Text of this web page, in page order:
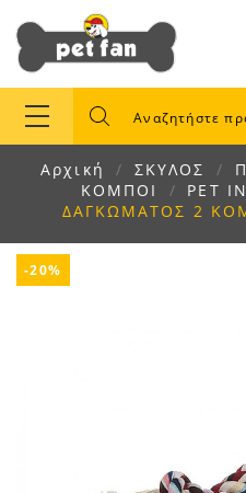
Αρχική ΣΚΥΛΟΣ
ΚΟΜΠΟΙ
PET
ΔΑΓΚΩΜΑΤΟΣ 2
-20%